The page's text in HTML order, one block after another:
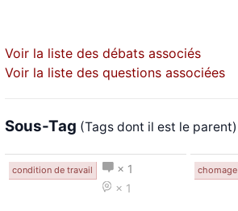
Voir la liste des débats associés
Voir la liste des questions associées
Sous-Tag (Tags dont il est le parent)
condition de travail
× 1
× 1
chomage